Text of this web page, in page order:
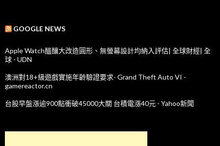
GOOGLE NEWS
Apple Watch醞釀大改造圓形、無螢幕設計均納入評估| 全球財經| 全
球 - UDN
澳洲對18+級遊戲實施年齡驗證要求- Grand Theft Auto VI -
gamereactor.cn
台股早盤漲逾900點衝破45000大關 台積電漲40元 - Yahoo新聞